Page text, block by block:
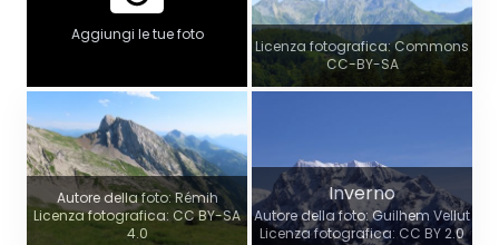
Aggiungi le tue foto
Licenza fotografica: Commons
CC-BY-SA
Autore della foto: Rémih
Licenza fotografica: CC BY-SA
4.0
Inverno
Autore della foto: Guilhem Vellut
Licenza fotografica: CC BY 2.0